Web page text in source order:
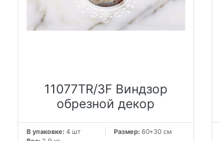
11077TR/3F Виндзор
обрезной декор
В упаковке: 4 шт Размер:60*30 см